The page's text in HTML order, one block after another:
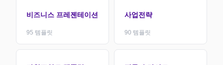
비즈니스 프레젠테이션
95 템플릿
사업전략
90 템플릿